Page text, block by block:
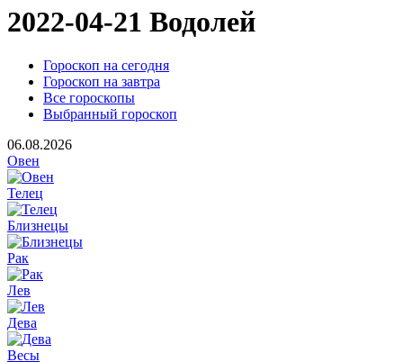
2022-04-21 Водолей
Гороскоп на сегодня
Гороскоп на завтра
Все гороскопы
Выбранный гороскоп
06.08.2026
Овен
Телец
Близнецы
Рак
Лев
Дева
Весы